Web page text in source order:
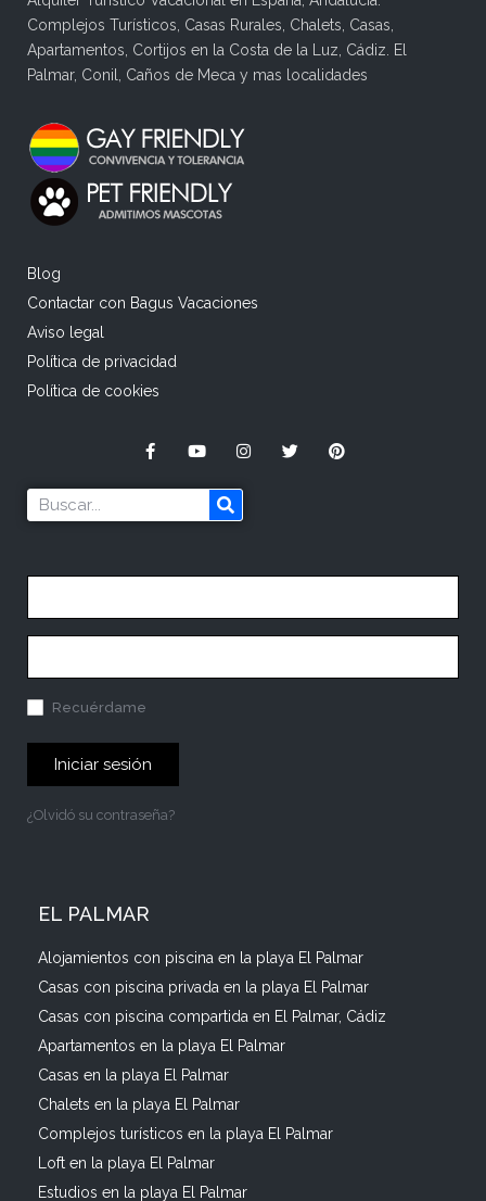
Complejos Turísticos, Casas Rurales, Chalets, Casas,
Apartamentos, Cortijos en la Costa de la Luz, Cádiz. El
Palmar, Conil, Caños de Meca y mas localidades
Blog
Contactar con Bagus Vacaciones
Aviso legal
Política de privacidad
Política de cookies
Recuérdame
Iniciar sesión
¿Olvidó su contraseña?
EL PALMAR
Alojamientos con piscina en la playa El Palmar
Casas con piscina privada en la playa El Palmar
Casas con piscina compartida en El Palmar, Cádiz
Apartamentos en la playa El Palmar
Casas en la playa El Palmar
Chalets en la playa El Palmar
Complejos turísticos en la playa El Palmar
Loft en la playa El Palmar
Estudios en la playa El Palmar